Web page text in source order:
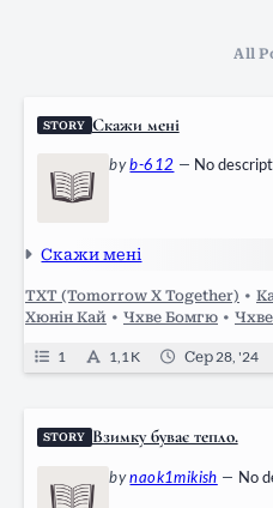
All
STORY Скажи мені
byb-612 — No
Скажи мені
TXT (Tomorrow X Together) •
Хюнін Кай • Чхве Бомгю •
1 1,1 K Сер 28, '24
STORY Взимку буває тепло.
bynaok1mikish — No